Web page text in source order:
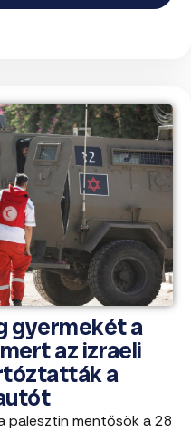
gyermekét a
az izraeli
a
palesztin mentősök a 28